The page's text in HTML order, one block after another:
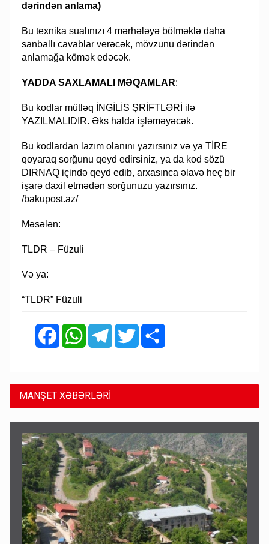
dərindən anlama)
Bu texnika sualınızı 4 mərhələyə bölməklə daha
sanballı cavablar verəcək, mövzunu dərindən
anlamağa kömək edəcək.
YADDA SAXLAMALI MƏQAMLAR:
Bu kodlar mütləq İNGİLİS ŞRİFTLƏRİ ilə
YAZILMALIDIR. Əks halda işləməyəcək.
Bu kodlardan lazım olanını yazırsınız və ya TİRE
qoyaraq sorğunu qeyd edirsiniz, ya da kod sözü
DIRNAQ içində qeyd edib, arxasınca əlavə heç bir
işarə daxil etmədən sorğunuzu yazırsınız.
/bakupost.az/
Məsələn:
TLDR – Füzuli
Və ya:
“TLDR” Füzuli
FacebookWhatsAppTelegramTwitter
MANŞET XƏBƏRLƏRİ